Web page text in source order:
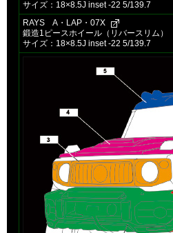
サイズ：18×8.5J inset -22 5/139.7
RAYS A・LAP・07X
鍛造1ピースホイール（リバースリム）
サイズ：18×8.5J inset -22 5/139.7